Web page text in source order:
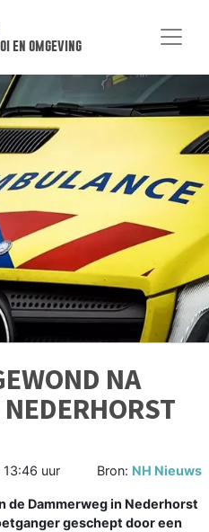
en omgeving
NA
13:46 uur Bron: NH Nieuws
de Dammerweg in Nederhorst
geschept door een